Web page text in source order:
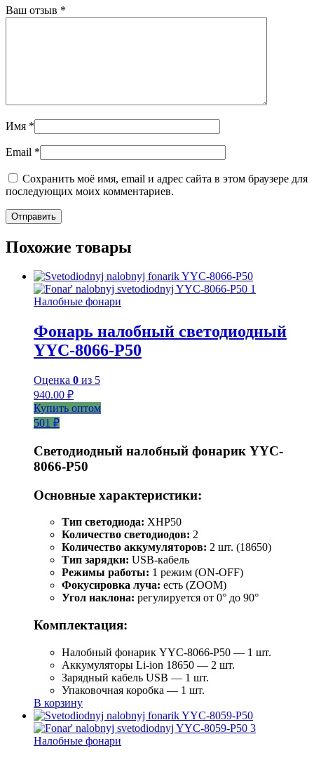
Ваш отзыв *
Имя *
Email *
Сохранить моё имя, email и адрес сайта в этом браузере для
последующих моих комментариев.
Похожие товары
Налобные фонари
Фонарь налобный светодиодный
YYC-8066-P50
Оценка 0 из 5
940.00 ₽
Купить оптом
501 ₽
Светодиодный налобный фонарик YYC-
8066-P50
Основные характеристики:
Тип светодиода: XHP50
Количество светодиодов: 2
Количество аккумуляторов: 2 шт. (18650)
Тип зарядки: USB-кабель
Режимы работы: 1 режим (ON-OFF)
Фокусировка луча: есть (ZOOM)
Угол наклона: регулируется от 0° до 90°
Комплектация:
Налобный фонарик YYC-8066-P50 — 1 шт.
Аккумуляторы Li-ion 18650 — 2 шт.
Зарядный кабель USB — 1 шт.
Упаковочная коробка — 1 шт.
В корзину
Налобные фонари